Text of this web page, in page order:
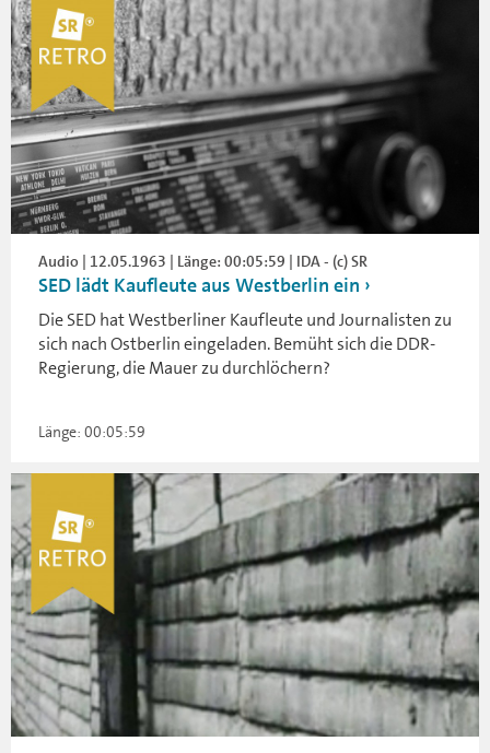
Audio | 12.05.1963 | Länge: 00:05:59 | IDA - (c) SR
SED lädt Kaufleute aus Westberlin ein
Die SED hat Westberliner Kaufleute und Journalisten zu
sich nach Ostberlin eingeladen. Bemüht sich die DDR-
Regierung, die Mauer zu durchlöchern?
Länge: 00:05:59